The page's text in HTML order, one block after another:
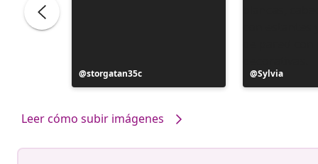
Publicación
realizada
storgatan35c
Publicación
realizada
Sylvia
Leer cómo subir imágenes